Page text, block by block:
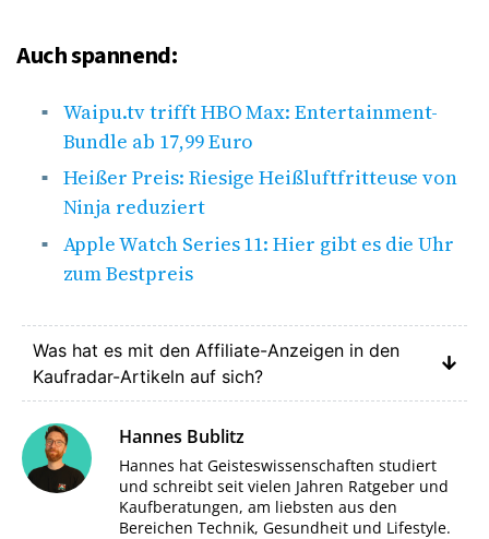
Auch spannend:
Waipu.tv trifft HBO Max: Entertainment-
Bundle ab 17,99 Euro
Heißer Preis: Riesige Heißluftfritteuse von
Ninja reduziert
Apple Watch Series 11: Hier gibt es die Uhr
zum Bestpreis
Was hat es mit den Affiliate-Anzeigen in den
Kaufradar-Artikeln auf sich?
Hannes Bublitz
Hannes hat Geisteswissenschaften studiert
und schreibt seit vielen Jahren Ratgeber und
Kaufberatungen, am liebsten aus den
Bereichen Technik, Gesundheit und Lifestyle.